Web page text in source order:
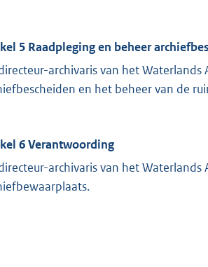
5 Raadpleging en beheer
archivaris van het
en het beheer van de
6 Verantwoording
archivaris van het